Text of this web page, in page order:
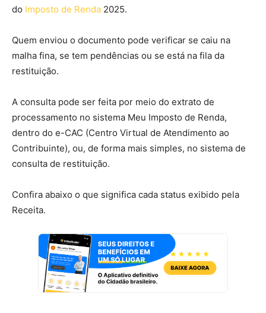
do Imposto de Renda 2025.
Quem enviou o documento pode verificar se caiu na
malha fina, se tem pendências ou se está na fila da
restituição.
A consulta pode ser feita por meio do extrato de
processamento no sistema Meu Imposto de Renda,
dentro do e-CAC (Centro Virtual de Atendimento ao
Contribuinte), ou, de forma mais simples, no sistema de
consulta de restituição.
Confira abaixo o que significa cada status exibido pela
Receita.